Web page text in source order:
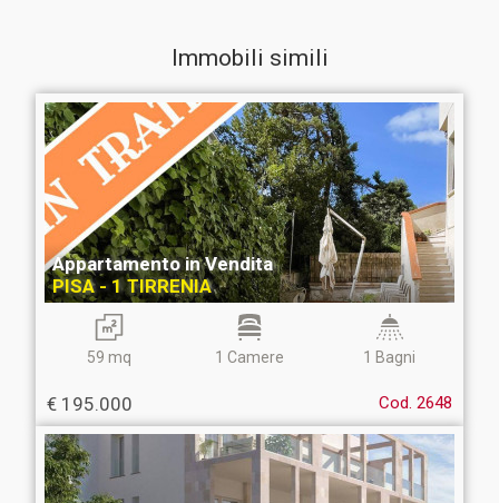
Immobili simili
Appartamento in Vendita
PISA - 1 TIRRENIA
59 mq 1 Camere 1 Bagni
€ 195.000 Cod. 2648